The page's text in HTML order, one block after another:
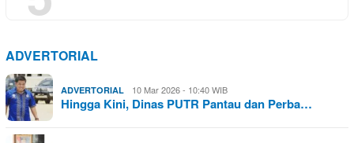
ADVERTORIAL
ADVERTORIAL 10 Mar 2026 - 10:40 WIB
Hingga Kini, Dinas PUTR Pantau dan Perba…